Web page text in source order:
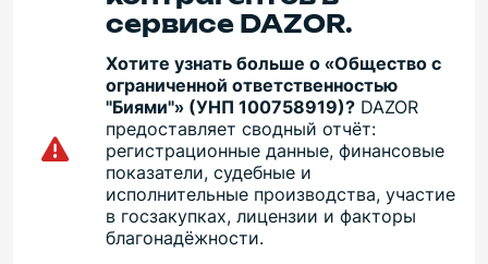
сервисе DAZOR.
Хотите узнать больше о «Общество с
ограниченной ответственностью
"Биями"» (УНП 100758919)? DAZOR
предоставляет сводный отчёт:
регистрационные данные, финансовые
показатели, судебные и
исполнительные производства, участие
в госзакупках, лицензии и факторы
благонадёжности.